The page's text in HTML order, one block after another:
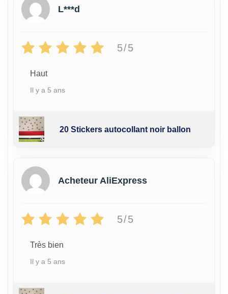
L***d
5/5
Haut
Il y a 5 ans
20 Stickers autocollant noir ballon
Acheteur AliExpress
5/5
Très bien
Il y a 5 ans